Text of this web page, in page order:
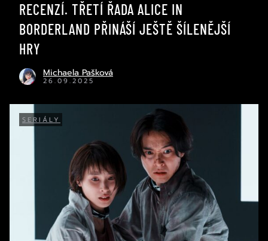
RECENZÍ. TŘETÍ ŘADA ALICE IN
BORDERLAND PŘINÁŠÍ JEŠTĚ ŠÍLENĚJŠÍ
HRY
Michaela Pašková
26.09.2025
SERIÁLY